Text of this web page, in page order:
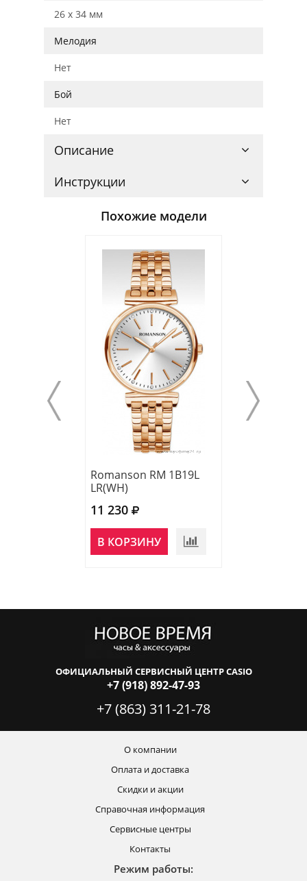
26 x 34 мм
Мелодия
Нет
Бой
Нет
Описание
Инструкции
Похожие модели
Romanson RM 1B19L
LR(WH)
11 230
В КОРЗИНУ
ОФИЦИАЛЬНЫЙ СЕРВИСНЫЙ ЦЕНТР CASIO
+7 (918) 892-47-93
+7 (863) 311-21-78
О компании
Оплата и доставка
Скидки и акции
Справочная информация
Сервисные центры
Контакты
Режим работы: